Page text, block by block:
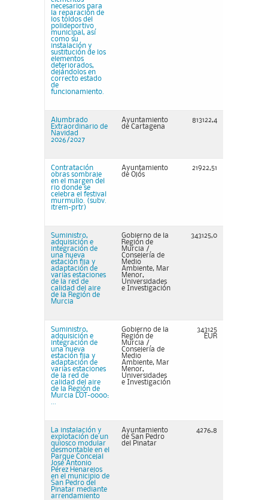
necesarios para
la reparación de
los toldos del
polideportivo
municipal, así
como su
instalación y
sustitución de los
elementos
deteriorados,
dejándolos en
correcto estado
de
funcionamiento.
Alumbrado
Extraordinario de
Navidad
2026/2027
Ayuntamiento
de Cartagena
813122,4
Contratación
obras sombraje
en el margen del
rio donde se
celebra el festival
murmullo. (subv.
itrem-prtr)
Ayuntamiento
de Ojós
21922,51
Suministro,
adquisición e
integración de
una nueva
estación fija y
adaptación de
varias estaciones
de la red de
calidad del aire
de la Región de
Murcia
Gobierno de la
Región de
Murcia /
Consejería de
Medio
Ambiente, Mar
Menor,
Universidades
e Investigación
343125,0
Suministro,
adquisición e
integración de
una nueva
estación fija y
adaptación de
varias estaciones
de la red de
calidad del aire
de la Región de
Murcia LOT-0000:
Gobierno de la
Región de
Murcia /
Consejería de
Medio
Ambiente, Mar
Menor,
Universidades
e Investigación
343125
EUR
La instalación y
explotación de un
quiosco modular
desmontable en el
Parque Concejal
José Antonio
Pérez Henarejos
en el municipio de
San Pedro del
Pinatar mediante
arrendamiento
Ayuntamiento
de San Pedro
del Pinatar
4276,8